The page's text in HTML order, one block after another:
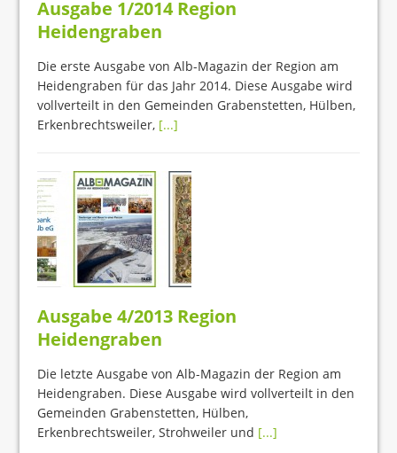
Ausgabe 1/2014 Region
Heidengraben
Die erste Ausgabe von Alb-Magazin der Region am
Heidengraben für das Jahr 2014. Diese Ausgabe wird
vollverteilt in den Gemeinden Grabenstetten, Hülben,
Erkenbrechtsweiler, [...]
Ausgabe 4/2013 Region
Heidengraben
Die letzte Ausgabe von Alb-Magazin der Region am
Heidengraben. Diese Ausgabe wird vollverteilt in den
Gemeinden Grabenstetten, Hülben,
Erkenbrechtsweiler, Strohweiler und [...]